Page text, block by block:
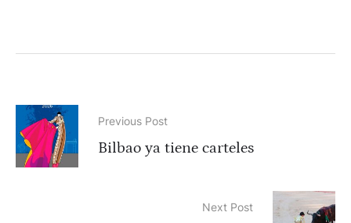
Previous Post
Bilbao ya tiene carteles
Next Post